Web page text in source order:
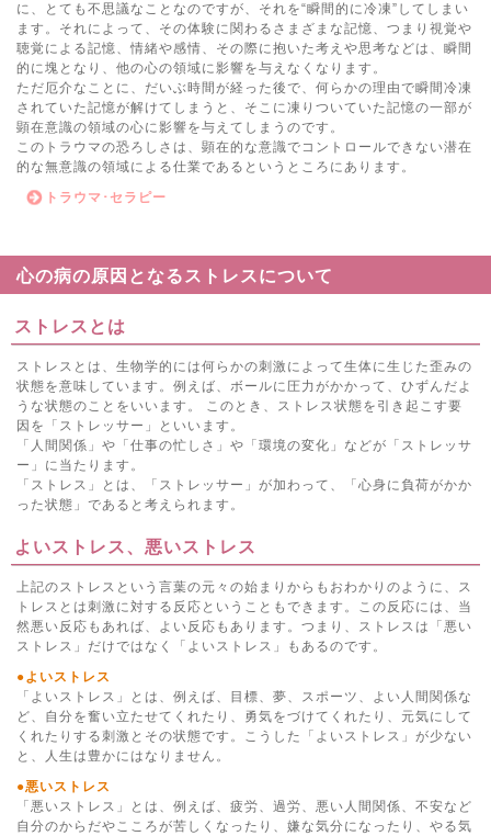
に、とても不思議なことなのですが、それを“瞬間的に冷凍”してしまい
ます。それによって、その体験に関わるさまざまな記憶、つまり視覚や
聴覚による記憶、情緒や感情、その際に抱いた考えや思考などは、瞬間
的に塊となり、他の心の領域に影響を与えなくなります。
ただ厄介なことに、だいぶ時間が経った後で、何らかの理由で瞬間冷凍
されていた記憶が解けてしまうと、そこに凍りついていた記憶の一部が
顕在意識の領域の心に影響を与えてしまうのです。
このトラウマの恐ろしさは、顕在的な意識でコントロールできない潜在
的な無意識の領域による仕業であるというところにあります。
トラウマ･セラピー
心の病の原因となるストレスについて
ストレスとは
ストレスとは、生物学的には何らかの刺激によって生体に生じた歪みの
状態を意味しています。例えば、ボールに圧力がかかって、ひずんだよ
うな状態のことをいいます。 このとき、ストレス状態を引き起こす要
因を「ストレッサー」といいます。
「人間関係」や「仕事の忙しさ」や「環境の変化」などが「ストレッサ
ー」に当たります。
「ストレス」とは、「ストレッサー」が加わって、「心身に負荷がかか
った状態」であると考えられます。
よいストレス、悪いストレス
上記のストレスという言葉の元々の始まりからもおわかりのように、ス
トレスとは刺激に対する反応ということもできます。この反応には、当
然悪い反応もあれば、よい反応もあります。つまり、ストレスは「悪い
ストレス」だけではなく「よいストレス」もあるのです。
●よいストレス
「よいストレス」とは、例えば、目標、夢、スポーツ、よい人間関係な
ど、自分を奮い立たせてくれたり、勇気をづけてくれたり、元気にして
くれたりする刺激とその状態です。こうした「よいストレス」が少ない
と、人生は豊かにはなりません。
●悪いストレス
「悪いストレス」とは、例えば、疲労、過労、悪い人間関係、不安など
自分のからだやこころが苦しくなったり、嫌な気分になったり、やる気